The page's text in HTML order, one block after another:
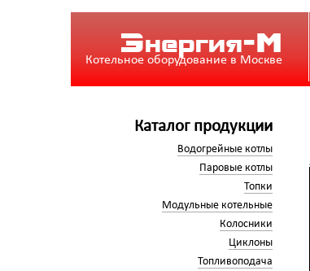
Энергия-М
Котельное оборудование в Москве
Каталог продукции
Водогрейные котлы
Паровые котлы
Топки
Модульные котельные
Колосники
Циклоны
Топливоподача